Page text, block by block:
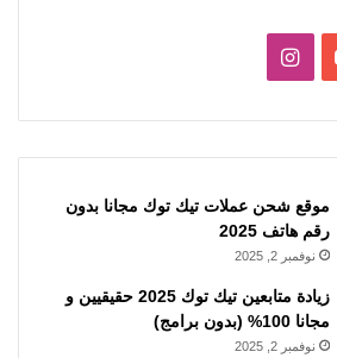
يوتيوبانستقرام
موقع شحن عملات تيك توك مجانا بدون
رقم هاتف 2025
نوفمبر 2, 2025
زيادة متابعين تيك توك 2025 حقيقيين و
مجانا 100% (بدون برامج)
نوفمبر 2, 2025